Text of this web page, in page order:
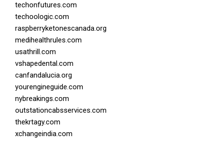
techonfutures.com
techoologic.com
raspberryketonescanada.org
medihealthrules.com
usathrill.com
vshapedental.com
canfandalucia.org
yourengineguide.com
nybreakings.com
outstationcabsservices.com
thekrtagy.com
xchangeindia.com